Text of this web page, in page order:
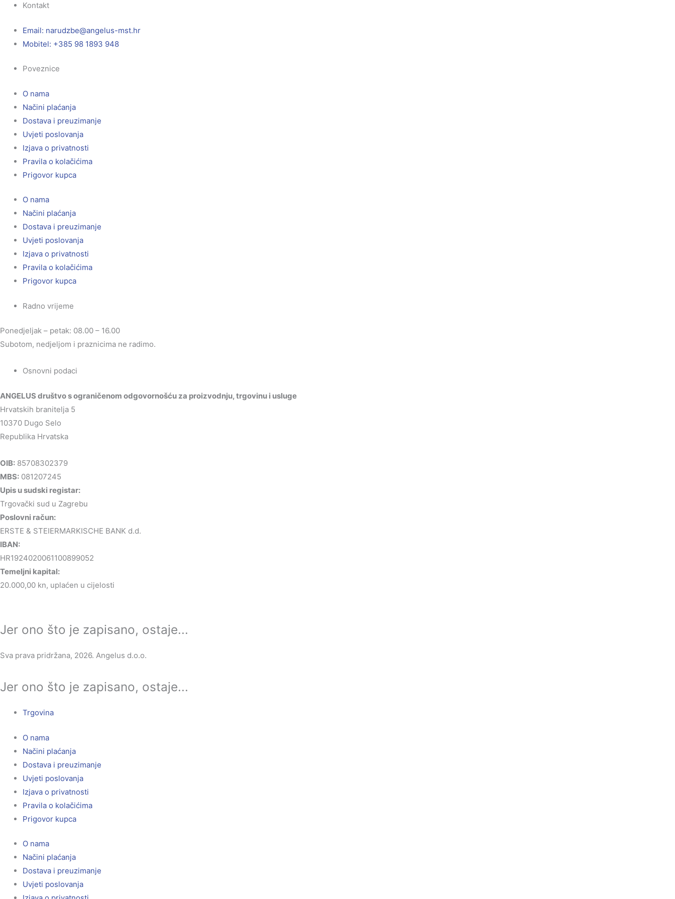
Kontakt
Email: rh.tsm-sulegna
@ebzduran
Mobitel: +385 98 1893 948
Poveznice
O nama
Načini plaćanja
Dostava i preuzimanje
Uvjeti poslovanja
Izjava o privatnosti
Pravila o kolačićima
Prigovor kupca
O nama
Načini plaćanja
Dostava i preuzimanje
Uvjeti poslovanja
Izjava o privatnosti
Pravila o kolačićima
Prigovor kupca
Radno vrijeme
Ponedjeljak – petak: 08.00 – 16.00
Subotom, nedjeljom i praznicima ne radimo.
Osnovni podaci
ANGELUS društvo s ograničenom odgovornošću za proizvodnju, trgovinu i usluge
Hrvatskih branitelja 5
10370 Dugo Selo
Republika Hrvatska
OIB: 85708302379
MBS: 081207245
Upis u sudski registar:
Trgovački sud u Zagrebu
Poslovni račun:
ERSTE & STEIERMARKISCHE BANK d.d.
IBAN:
HR1924020061100899052
Temeljni kapital:
20.000,00 kn, uplaćen u cijelosti
Jer ono što je zapisano, ostaje...
Sva prava pridržana, 2026. Angelus d.o.o.
Jer ono što je zapisano, ostaje...
Trgovina
O nama
Načini plaćanja
Dostava i preuzimanje
Uvjeti poslovanja
Izjava o privatnosti
Pravila o kolačićima
Prigovor kupca
O nama
Načini plaćanja
Dostava i preuzimanje
Uvjeti poslovanja